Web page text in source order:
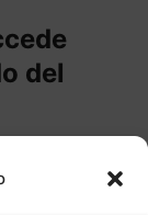
y
de
del